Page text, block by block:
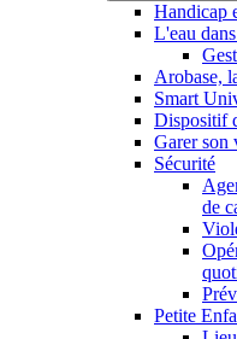
Handicap
L'eau
Arobase,
Smart
Dispositif
Garer son
Sécurité
de
Petite